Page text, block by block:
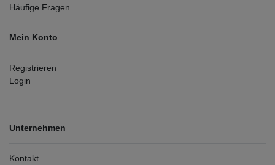
Häufige Fragen
Mein Konto
Registrieren
Login
Unternehmen
Kontakt